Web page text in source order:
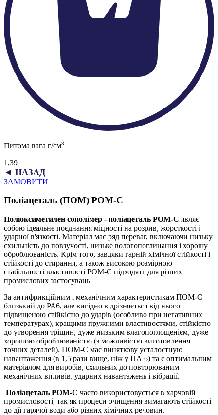
Питома вага г/см3
1,39
◄ НАЗАД
ЗАМОВИТИ
Поліацеталь (ПОМ) POM-C
Поліоксиметилен сополімер - поліацеталь POM-C являє
собою ідеальне поєднання міцності на розрив, жорсткості і
ударної в'язкості. Матеріал має ряд переваг, включаючи низьку
схильність до повзучості, низьке вологопоглинання і хорошу
оброблюваність. Крім того, завдяки гарній хімічної стійкості і
стійкості до стирання, а також високою розмірною
стабільності властивості POM-C підходять для різних
промислових застосувань.
За антифрикційним і механічним характеристикам ПОМ-C
близький до РА6, але вигідно відрізняється від нього
підвищеною стійкістю до ударів (особливо при негативних
температурах), кращими пружними властивостями, стійкістю
до утворення тріщин, дуже низьким влагопоглощенієм, дуже
хорошою оброблюваністю (з можливістю виготовлення
точних деталей). ПОМ-С має виняткову усталостную
навантаження (в 1,5 рази вище, ніж у ПА 6) та є оптимальним
матеріалом для виробів, схильних до повторюваним
механічних впливів, ударних навантажень і вібрації.
Поліацеталь POM-C часто використовується в харчовій
промисловості, так як процеси очищення вимагають стійкості
до дії гарячої води або різних хімічних речовин.